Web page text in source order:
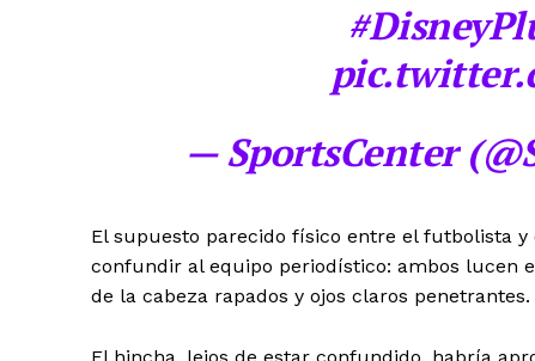
— SportsCenter
El supuesto parecido físico entre el futbolista
confundir al equipo periodístico: ambos lucen
de la cabeza rapados y ojos claros penetrantes.